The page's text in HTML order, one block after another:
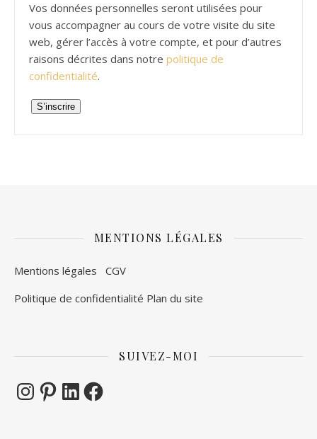
Vos données personnelles seront utilisées pour
vous accompagner au cours de votre visite du site
web, gérer l’accès à votre compte, et pour d’autres
raisons décrites dans notre politique de
confidentialité.
S’inscrire
MENTIONS LÉGALES
Mentions légales CGV
Politique de confidentialité Plan du site
SUIVEZ-MOI
Instagram
PinterestLinkedInFacebook